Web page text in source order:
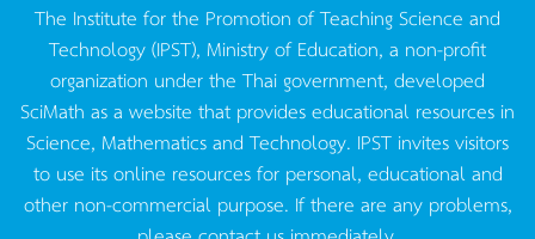
The Institute for the Promotion of Teaching Science and
Technology (IPST), Ministry of Education, a non-profit
organization under the Thai government, developed
SciMath as a website that provides educational resources in
Science, Mathematics and Technology. IPST invites visitors
to use its online resources for personal, educational and
other non-commercial purpose. If there are any problems,